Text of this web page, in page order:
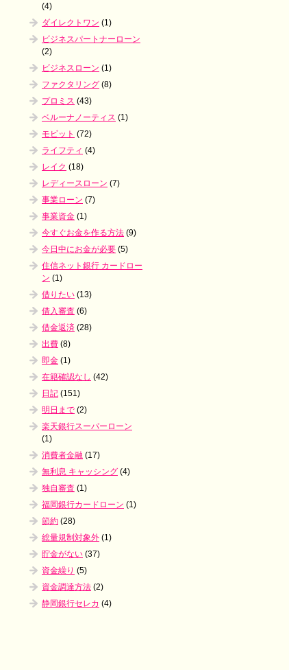
(4)
ダイレクトワン (1)
ビジネスパートナーローン
(2)
ビジネスローン (1)
ファクタリング (8)
プロミス (43)
ベルーナノーティス (1)
モビット (72)
ライフティ (4)
レイク (18)
レディースローン (7)
事業ローン (7)
事業資金 (1)
今すぐお金を作る方法 (9)
今日中にお金が必要 (5)
住信ネット銀行 カードロー
ン (1)
借りたい (13)
借入審査 (6)
借金返済 (28)
出費 (8)
即金 (1)
在籍確認なし (42)
日記 (151)
明日まで (2)
楽天銀行スーパーローン
(1)
消費者金融 (17)
無利息 キャッシング (4)
独自審査 (1)
福岡銀行カードローン (1)
節約 (28)
総量規制対象外 (1)
貯金がない (37)
資金繰り (5)
資金調達方法 (2)
静岡銀行セレカ (4)